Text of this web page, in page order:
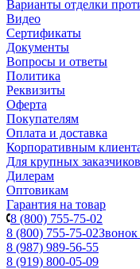
Варианты отделки
Видео
Сертификаты
Документы
Вопросы и ответы
Политика
Реквизиты
Оферта
Покупателям
Оплата и доставка
Корпоративным
Для крупных заказчиков
Дилерам
Оптовикам
Гарантия на товар
8 (800) 755-75-02
8 (800) 755-75-02
8 (987) 989-56-55
8 (919) 800-05-09